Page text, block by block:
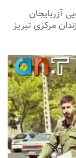
آزربایجان
مرکزی تبریز